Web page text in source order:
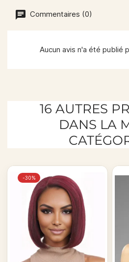
Commentaires (0)
Aucun avis n'a été publié
16 AUTRES
DANS LA
-30%